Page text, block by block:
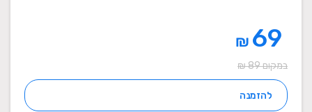
₪
במקום 89 ₪
להזמנה